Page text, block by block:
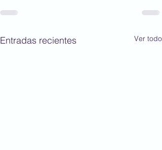
Entradas recientes Ver todo